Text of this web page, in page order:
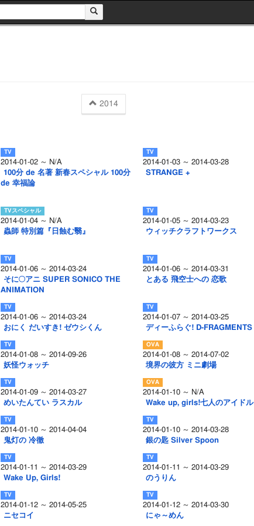
2014
2014-01-02 ～ N/A
100分 de 名著 新春スペシャル 100分
de 幸福論
2014-01-03 ～ 2014-03-28
STRANGE +
2014-01-04 ～ N/A
蟲師 特別篇『日蝕む翳』
2014-01-05 ～ 2014-03-23
ウィッチクラフトワークス
2014-01-06 ～ 2014-03-24
そに○アニ SUPER SONICO THE
ANIMATION
2014-01-06 ～ 2014-03-31
とある 飛空士への 恋歌
2014-01-06 ～ 2014-03-24
おにく だいすき! ゼウシくん
2014-01-07 ～ 2014-03-25
ディーふらぐ! D-FRAGMENTS
2014-01-08 ～ 2014-09-26
妖怪ウォッチ
2014-01-08 ～ 2014-07-02
境界の彼方 ミニ劇場
2014-01-09 ～ 2014-03-27
めいたんてい ラスカル
2014-01-10 ～ N/A
Wake up, girls!七人のアイドル
2014-01-10 ～ 2014-04-04
鬼灯の 冷徹
2014-01-10 ～ 2014-03-28
銀の匙 Silver Spoon
2014-01-11 ～ 2014-03-29
Wake Up, Girls!
2014-01-11 ～ 2014-03-29
のうりん
2014-01-12 ～ 2014-05-25
ニセコイ
2014-01-12 ～ 2014-03-30
にゃ～めん